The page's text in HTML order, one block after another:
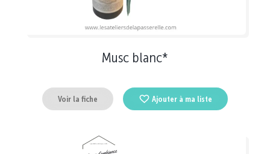
Musc blanc*
Voir la fiche Ajouter à ma liste